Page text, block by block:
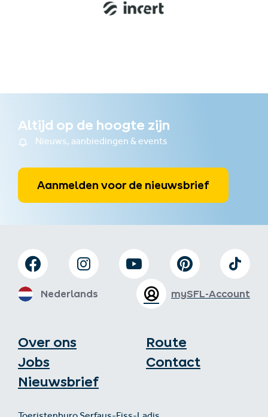
Altijd op de hoogte zijn
Nieuws, aanbiedingen & events
Aanmelden voor de nieuwsbrief
Over ons
Jobs
Nieuwsbrief
Route
Contact
mySFL-Account
Nederlands